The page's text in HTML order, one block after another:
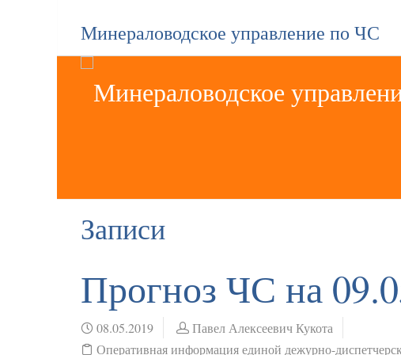
Минераловодское управление по ЧС
Записи
Прогноз ЧС на
08.05.2019
Павел Алексеевич Кукота
Оперативная информация единой дежурно-